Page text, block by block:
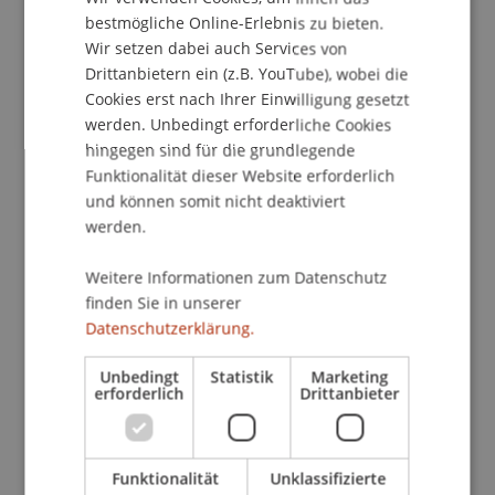
Publikationsart
Wissenschaftlicher Vortrag
Mitarbeitende
Beteiligte Einrichtungen
Liechtenstein Business Law School
Wirtschaftsstrafrecht, Compliance und
Digitalisierung
bestmögliche Online-Erlebnis zu bieten.
Wir setzen dabei auch Services von
Drittanbietern ein (z.B. YouTube), wobei die
Cookies erst nach Ihrer Einwilligung gesetzt
werden. Unbedingt erforderliche Cookies
hingegen sind für die grundlegende
Funktionalität dieser Website erforderlich
und können somit nicht deaktiviert
werden.
Weitere Informationen zum Datenschutz
finden Sie in unserer
Datenschutzerklärung.
Unbedingt
erforderlich
Statistik Marketing
Drittanbieter
Funktionalität Unklassifizierte